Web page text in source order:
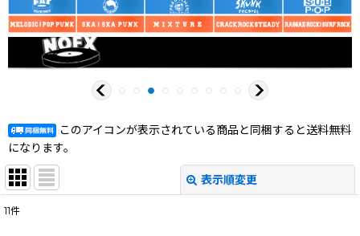
このアイコンが表示されている商品と同梱すると送料無料
になります。
表示順変更
11件